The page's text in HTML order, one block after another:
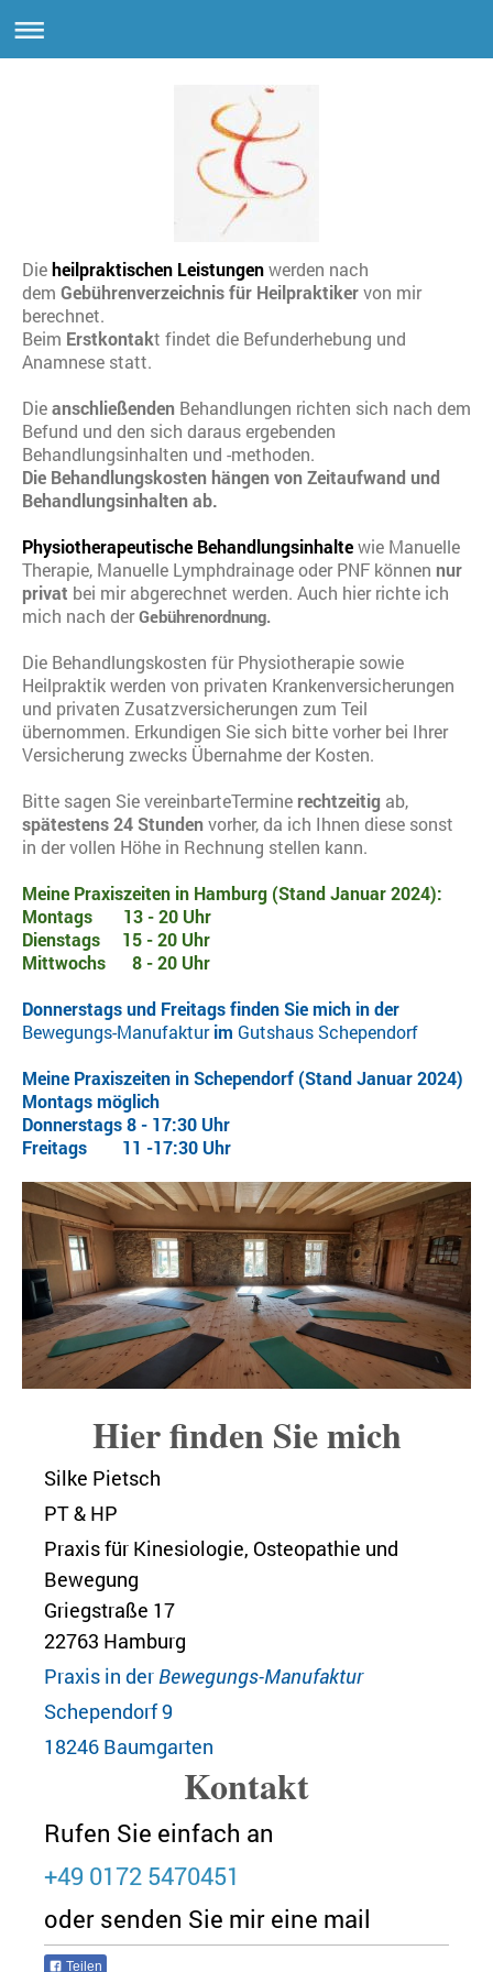
Dieheilpraktischen Leistungenwerden nach
dem Gebührenverzeichnis für Heilpraktikervon mir
berechnet.
Beim Erstkontakt findet die Befunderhebung und
Anamnese statt.
Dieanschließenden Behandlungen richten sich nach dem
Befund und den sich daraus ergebenden
Behandlungsinhalten und -methoden.
Die Behandlungskosten hängen von Zeitaufwand und
Behandlungsinhalten ab.
Physiotherapeutische Behandlungsinhaltewie Manuelle
Therapie, Manuelle Lymphdrainage oder PNF können nur
privat bei mir abgerechnet werden. Auch hier richte ich
mich nach derGebührenordnung.
Die Behandlungskosten für Physiotherapie sowie
Heilpraktik werden von privaten Krankenversicherungen
und privaten Zusatzversicherungen zum Teil
übernommen. Erkundigen Sie sich bitte vorher bei Ihrer
Versicherung zwecks Übernahme der Kosten.
Bitte sagen Sie vereinbarteTermine rechtzeitig ab,
spätestens 24 Stundenvorher, da ich Ihnen diese sonst
in der vollen Höhe in Rechnung stellen kann.
Meine Praxiszeiten in Hamburg (Stand Januar 2024):
Montags 13 - 20 Uhr
Dienstags 15 - 20 Uhr
Mittwochs 8 - 20 Uhr
Donnerstags und Freitags finden Sie mich in der
Bewegungs-Manufaktur im Gutshaus Schependorf
Meine Praxiszeiten in Schependorf (Stand Januar 2024)
Montags möglich
Donnerstags 8 - 17:30 Uhr
Freitags 11 -17:30 Uhr
Hier finden Sie mich
Silke Pietsch
PT & HP
Praxis für Kinesiologie, Osteopathie und
Bewegung
Griegstraße 17
22763 Hamburg
Praxis in derBewegungs-Manufaktur
Schependorf 9
18246 Baumgarten
Kontakt
Rufen Sie einfach an
+49 0172 5470451
oder senden Sie mir eine mail
Teilen